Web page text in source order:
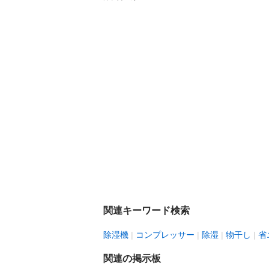
関連キーワード検索
除湿機 コンプレッサー 除湿 物干し 省
関連の掲示板